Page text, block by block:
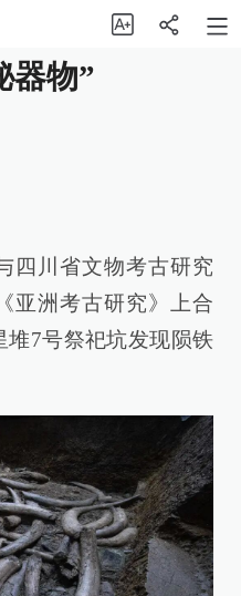
器物”
四川省文物考古研究
亚洲考古研究》上合
堆7号祭祀坑发现陨铁